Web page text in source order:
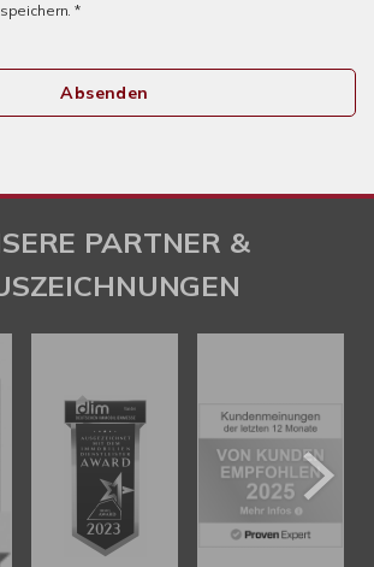
*
Absenden
PARTNER &